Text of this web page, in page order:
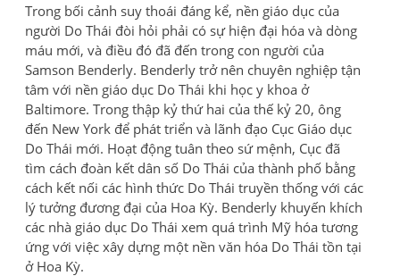
Trong bối cảnh suy thoái đáng kể, nền giáo dục của
người Do Thái đòi hỏi phải có sự hiện đại hóa và dòng
máu mới, và điều đó đã đến trong con người của
Samson Benderly. Benderly trở nên chuyên nghiệp tận
tâm với nền giáo dục Do Thái khi học y khoa ở
Baltimore. Trong thập kỷ thứ hai của thế kỷ 20, ông
đến New York để phát triển và lãnh đạo Cục Giáo dục
Do Thái mới. Hoạt động tuân theo sứ mệnh, Cục đã
tìm cách đoàn kết dân số Do Thái của thành phố bằng
cách kết nối các hình thức Do Thái truyền thống với các
lý tưởng đương đại của Hoa Kỳ. Benderly khuyến khích
các nhà giáo dục Do Thái xem quá trình Mỹ hóa tương
ứng với việc xây dựng một nền văn hóa Do Thái tồn tại
ở Hoa Kỳ.